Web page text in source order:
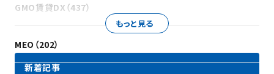
GMO賃貸DX（437）
MEO（202）
もっと見る
新着記事